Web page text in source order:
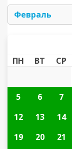
ПН ВТ СР
5
6 7
12
13 14
19
20 21